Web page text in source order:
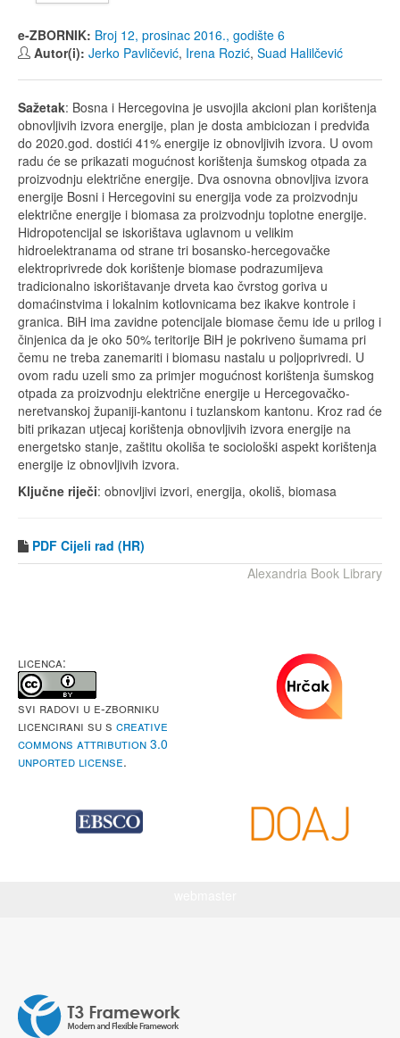
e-ZBORNIK: Broj 12, prosinac 2016., godište 6
Autor(i): Jerko Pavličević, Irena Rozić, Suad Halilčević
Sažetak: Bosna i Hercegovina je usvojila akcioni plan korištenja
obnovljivih izvora energije, plan je dosta ambiciozan i predviđa
do 2020.god. dostići 41% energije iz obnovljivih izvora. U ovom
radu će se prikazati mogućnost korištenja šumskog otpada za
proizvodnju električne energije. Dva osnovna obnovljiva izvora
energije Bosni i Hercegovini su energija vode za proizvodnju
električne energije i biomasa za proizvodnju toplotne energije.
Hidropotencijal se iskorištava uglavnom u velikim
hidroelektranama od strane tri bosansko-hercegovačke
elektroprivrede dok korištenje biomase podrazumijeva
tradicionalno iskorištavanje drveta kao čvrstog goriva u
domaćinstvima i lokalnim kotlovnicama bez ikakve kontrole i
granica. BiH ima zavidne potencijale biomase čemu ide u prilog i
činjenica da je oko 50% teritorije BiH je pokriveno šumama pri
čemu ne treba zanemariti i biomasu nastalu u poljoprivredi. U
ovom radu uzeli smo za primjer mogućnost korištenja šumskog
otpada za proizvodnju električne energije u Hercegovačko-
neretvanskoj županiji-kantonu i tuzlanskom kantonu. Kroz rad će
biti prikazan utjecaj korištenja obnovljivih izvora energije na
energetsko stanje, zaštitu okoliša te sociološki aspekt korištenja
energije iz obnovljivih izvora.
Ključne riječi: obnovljivi izvori, energija, okoliš, biomasa
PDF Cijeli rad (HR)
Alexandria Book Library
LICENCA:
Svi radovi u e-Zborniku
licencirani su s Creative
Commons Attribution 3.0
Unported License.